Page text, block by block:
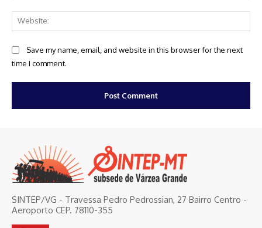
Save my name, email, and website in this browser for the next
time I comment.
SINTEP/VG - Travessa Pedro Pedrossian, 27 Bairro Centro -
Aeroporto CEP. 78110-355